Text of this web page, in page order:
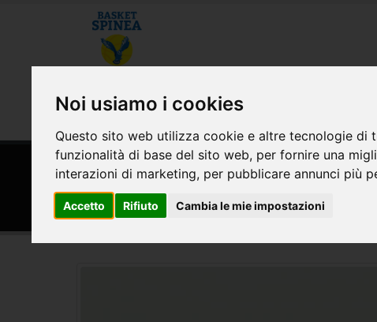
Noi usiamo i cookies
Questo sito web utilizza cookie e altre tecnologie di
funzionalità di base del sito web, per fornire una
interazioni di marketing, per pubblicare annunci più
Accetto Rifiuto Cambia le mie impostazioni
AREA RISERVATA
HOME MODULISTICA E CONVENZIONI
Convenzione Farmacia